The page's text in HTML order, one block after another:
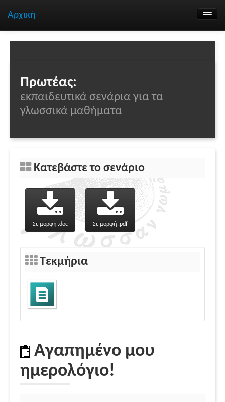
Αρχική
Πρωτέας:
εκπαιδευτικά σενάρια για τα
γλωσσικά μαθήματα
Κατεβάστε το σενάριο
Σε μορφή .doc Σε μορφή .pdf
Τεκμήρια
Αγαπημένο μου
ημερολόγιο!